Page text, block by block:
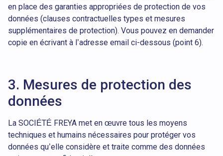
en place des garanties appropriées de protection de vos
données (clauses contractuelles types et mesures
supplémentaires de protection). Vous pouvez en demander
copie en écrivant à l’adresse email ci-dessous (point 6).
3. Mesures de protection des
données
La SOCIÉTÉ FREYA met en œuvre tous les moyens
techniques et humains nécessaires pour protéger vos
données qu’elle considère et traite comme des données